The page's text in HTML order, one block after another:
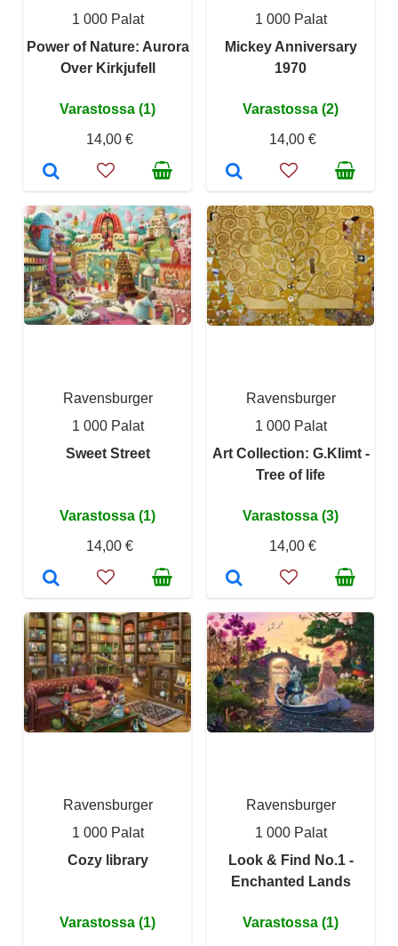
1 000 Palat
Power of Nature: Aurora
Over Kirkjufell
Varastossa (1)
14,00 €
1 000 Palat
Mickey Anniversary
1970
Varastossa (2)
14,00 €
Ravensburger
1 000 Palat
Sweet Street
Varastossa (1)
14,00 €
Ravensburger
1 000 Palat
Art Collection: G.Klimt -
Tree of life
Varastossa (3)
14,00 €
Ravensburger
1 000 Palat
Cozy library
Varastossa (1)
Ravensburger
1 000 Palat
Look & Find No.1 -
Enchanted Lands
Varastossa (1)